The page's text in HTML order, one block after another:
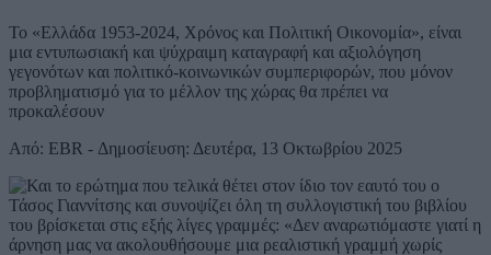
Το «Ελλάδα 1953-2024, Χρόνος και Πολιτική Οικονομία», είναι
μια εντυπωσιακή και ψύχραιμη καταγραφή και αξιολόγηση
γεγονότων και πολιτικό-κοινωνικών συμπεριφορών, που μόνον
προβληματισμό για το μέλλον της χώρας θα πρέπει να
προκαλέσουν
Από: EBR - Δημοσίευση: Δευτέρα, 13 Οκτωβρίου 2025